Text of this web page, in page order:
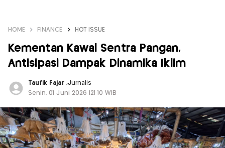
HOME FINANCE HOT ISSUE
Kementan Kawal Sentra Pangan,
Antisipasi Dampak Dinamika Iklim
Taufik Fajar ,Jurnalis
Senin, 01 Juni 2026 |21:10 WIB